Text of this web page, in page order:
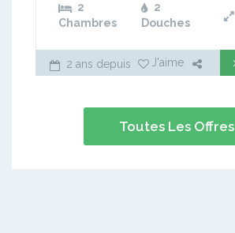
2
Chambres
2
Douches
2 ans depuis J'aime
Toutes Les Offres